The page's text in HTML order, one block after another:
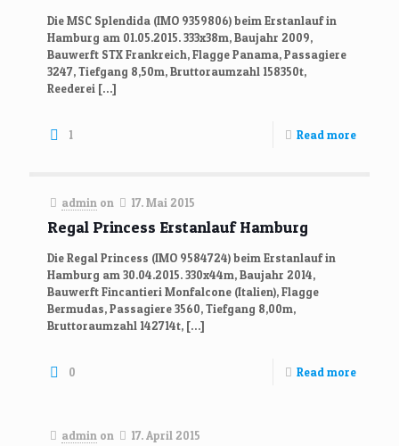
Die MSC Splendida (IMO 9359806) beim Erstanlauf in
Hamburg am 01.05.2015. 333x38m, Baujahr 2009,
Bauwerft STX Frankreich, Flagge Panama, Passagiere
3247, Tiefgang 8,50m, Bruttoraumzahl 158350t,
Reederei […]
1 Read more
admin on 17. Mai 2015
Regal Princess Erstanlauf Hamburg
Die Regal Princess (IMO 9584724) beim Erstanlauf in
Hamburg am 30.04.2015. 330x44m, Baujahr 2014,
Bauwerft Fincantieri Monfalcone (Italien), Flagge
Bermudas, Passagiere 3560, Tiefgang 8,00m,
Bruttoraumzahl 142714t, […]
0 Read more
admin on 17. April 2015